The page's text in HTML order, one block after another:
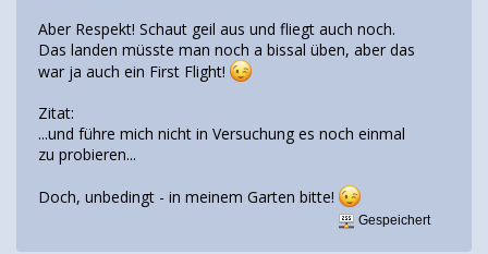
Aber Respekt! Schaut geil aus und fliegt auch noch.
Das landen müsste man noch a bissal üben, aber das
war ja auch ein First Flight!
Zitat:
...und führe mich nicht in Versuchung es noch einmal
zu probieren...
Doch, unbedingt - in meinem Garten bitte!
Gespeichert